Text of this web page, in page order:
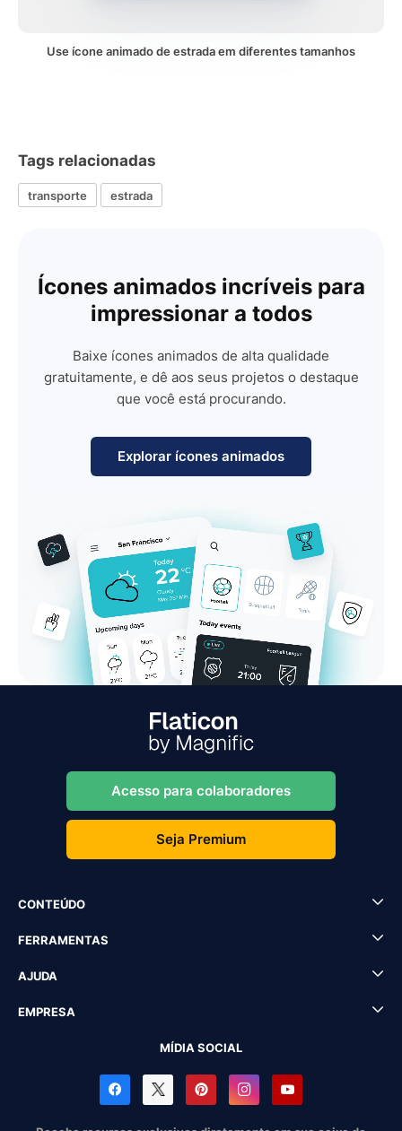
Use ícone animado de estrada em diferentes tamanhos
Tags relacionadas
transporte estrada
Ícones animados incríveis para
impressionar a todos
Baixe ícones animados de alta qualidade
gratuitamente, e dê aos seus projetos o destaque
que você está procurando.
Explorar ícones animados
Acesso para colaboradores
Seja Premium
CONTEÚDO
FERRAMENTAS
AJUDA
EMPRESA
MÍDIA SOCIAL